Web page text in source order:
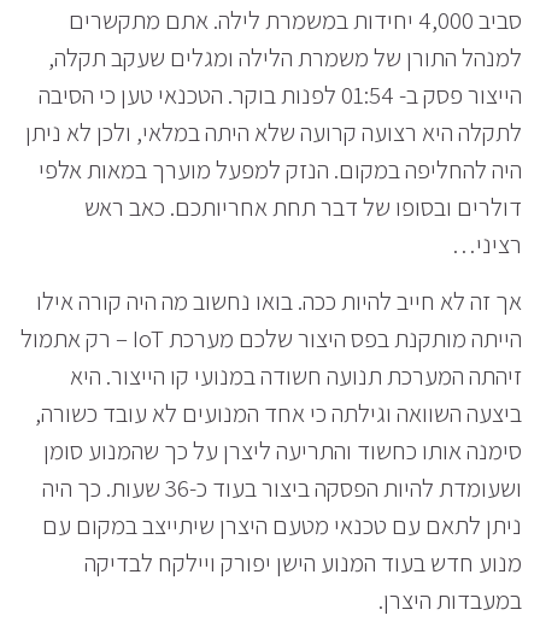
סביב 4,000 יחידות במשמרת לילה. אתם מתקשרים
למנהל התורן של משמרת הלילה ומגלים שעקב תקלה,
הייצור פסק ב- 01:54 לפנות בוקר. הטכנאי טען כי הסיבה
לתקלה היא רצועה קרועה שלא היתה במלאי, ולכן לא ניתן
היה להחליפה במקום. הנזק למפעל מוערך במאות אלפי
דולרים ובסופו של דבר תחת אחריותכם. כאב ראש
רציני…
אך זה לא חייב להיות ככה. בואו נחשוב מה היה קורה אילו
הייתה מותקנת בפס היצור שלכם מערכת IoT – רק אתמול
זיהתה המערכת תנועה חשודה במנועי קו הייצור. היא
ביצעה השוואה וגילתה כי אחד המנועים לא עובד כשורה,
סימנה אותו כחשוד והתריעה ליצרן על כך שהמנוע סומן
ושעומדת להיות הפסקה ביצור בעוד כ-36 שעות. כך היה
ניתן לתאם עם טכנאי מטעם היצרן שיתייצב במקום עם
מנוע חדש בעוד המנוע הישן יפורק ויילקח לבדיקה
במעבדות היצרן.